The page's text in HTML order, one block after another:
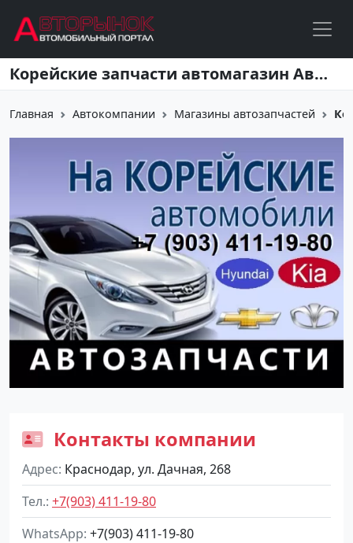
Перейти к основному содержанию Корейские запчасти автомагазин Автопилот23 Краснодар
Главная Автокомпании Магазины автозапчастей
Контакты компании
Адрес Краснодар, ул. Дачная, 268
Тел. +7(903) 411-19-80
WhatsApp +7(903) 411-19-80